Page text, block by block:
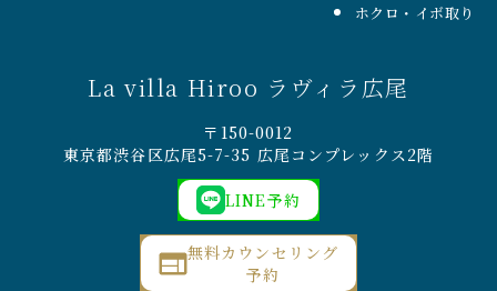
ホクロ・イボ取り
La villa Hiroo ラヴィラ広尾
〒150-0012
東京都渋谷区広尾5-7-35 広尾コンプレックス2階
LINE予約
無料カウンセリング
予約